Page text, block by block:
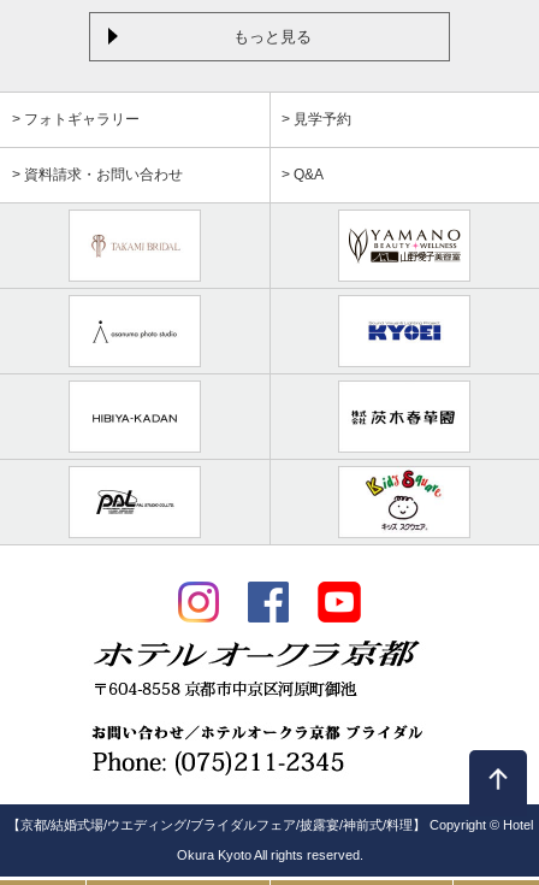
もっと見る
> フォトギャラリー > 見学予約
> 資料請求・お問い合わせ > Q&A
【京都/結婚式場/ウエディング/ブライダルフェア/披露宴/神前式/料理】 Copyright © Hotel
Okura Kyoto All rights reserved.